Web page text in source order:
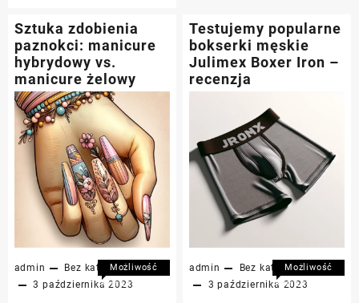
Sztuka zdobienia
paznokci: manicure
hybrydowy vs.
manicure żelowy
admin
Bez kategorii
3 października 2023
Możliwość
komentowania
Testujemy popularne
bokserki męskie
Julimex Boxer Iron –
recenzja
admin
Bez kategorii
3 października 2023
Możliwość
komentowania